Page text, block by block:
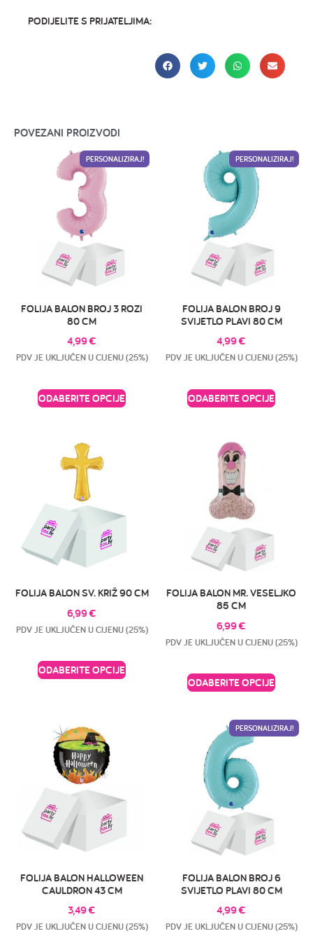
PODIJELITE S PRIJATELJIMA:
POVEZANI PROIZVODI
PERSONALIZIRAJ!
FOLIJA BALON BROJ 3 ROZI
80 CM
4,99€
PDV JE UKLJUČEN U CIJENU (25%)
ODABERITE OPCIJE
PERSONALIZIRAJ!
FOLIJA BALON BROJ 9
SVIJETLO PLAVI 80 CM
4,99€
PDV JE UKLJUČEN U CIJENU (25%)
ODABERITE OPCIJE
FOLIJA BALON SV. KRIŽ 90 CM
6,99€
PDV JE UKLJUČEN U CIJENU (25%)
ODABERITE OPCIJE
FOLIJA BALON MR. VESELJKO
85 CM
6,99€
PDV JE UKLJUČEN U CIJENU (25%)
ODABERITE OPCIJE
FOLIJA BALON HALLOWEEN
CAULDRON 43 CM
3,49€
PDV JE UKLJUČEN U CIJENU (25%)
PERSONALIZIRAJ!
FOLIJA BALON BROJ 6
SVIJETLO PLAVI 80 CM
4,99€
PDV JE UKLJUČEN U CIJENU (25%)